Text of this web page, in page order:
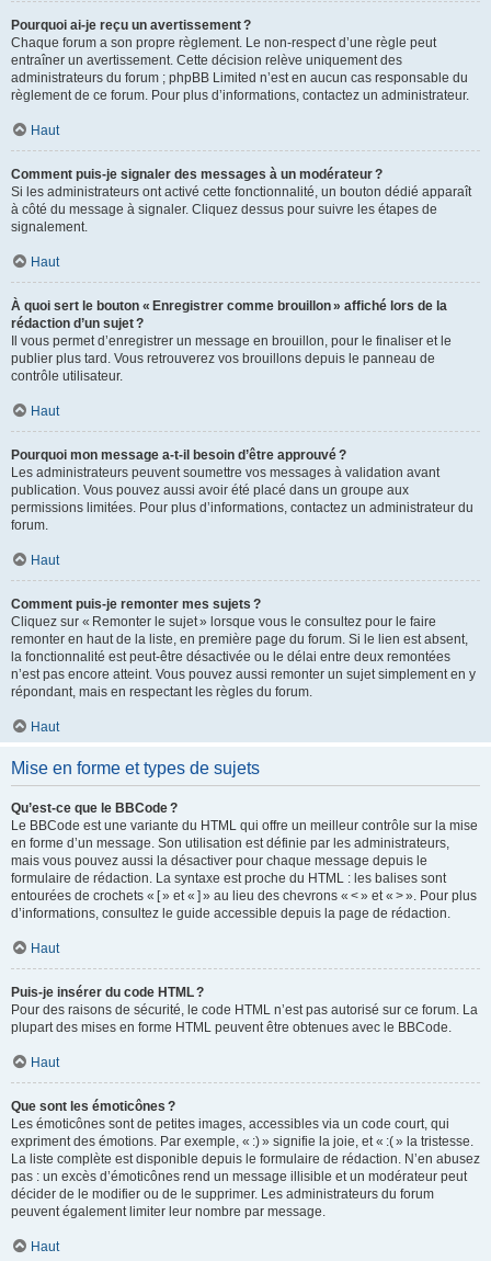
Pourquoi ai-je reçu un avertissement ?
Chaque forum a son propre règlement. Le non-respect d’une règle peut
entraîner un avertissement. Cette décision relève uniquement des
administrateurs du forum ; phpBB Limited n’est en aucun cas responsable du
règlement de ce forum. Pour plus d’informations, contactez un administrateur.
Haut
Comment puis-je signaler des messages à un modérateur ?
Si les administrateurs ont activé cette fonctionnalité, un bouton dédié apparaît
à côté du message à signaler. Cliquez dessus pour suivre les étapes de
signalement.
Haut
À quoi sert le bouton « Enregistrer comme brouillon » affiché lors de la
rédaction d’un sujet ?
Il vous permet d’enregistrer un message en brouillon, pour le finaliser et le
publier plus tard. Vous retrouverez vos brouillons depuis le panneau de
contrôle utilisateur.
Haut
Pourquoi mon message a-t-il besoin d’être approuvé ?
Les administrateurs peuvent soumettre vos messages à validation avant
publication. Vous pouvez aussi avoir été placé dans un groupe aux
permissions limitées. Pour plus d’informations, contactez un administrateur du
forum.
Haut
Comment puis-je remonter mes sujets ?
Cliquez sur « Remonter le sujet » lorsque vous le consultez pour le faire
remonter en haut de la liste, en première page du forum. Si le lien est absent,
la fonctionnalité est peut-être désactivée ou le délai entre deux remontées
n’est pas encore atteint. Vous pouvez aussi remonter un sujet simplement en y
répondant, mais en respectant les règles du forum.
Haut
Mise en forme et types de sujets
Qu’est-ce que le BBCode ?
Le BBCode est une variante du HTML qui offre un meilleur contrôle sur la mise
en forme d’un message. Son utilisation est définie par les administrateurs,
mais vous pouvez aussi la désactiver pour chaque message depuis le
formulaire de rédaction. La syntaxe est proche du HTML : les balises sont
entourées de crochets « [ » et « ] » au lieu des chevrons « < » et « > ». Pour plus
d’informations, consultez le guide accessible depuis la page de rédaction.
Haut
Puis-je insérer du code HTML ?
Pour des raisons de sécurité, le code HTML n’est pas autorisé sur ce forum. La
plupart des mises en forme HTML peuvent être obtenues avec le BBCode.
Haut
Que sont les émoticônes ?
Les émoticônes sont de petites images, accessibles via un code court, qui
expriment des émotions. Par exemple, « :) » signifie la joie, et « :( » la tristesse.
La liste complète est disponible depuis le formulaire de rédaction. N’en abusez
pas : un excès d’émoticônes rend un message illisible et un modérateur peut
décider de le modifier ou de le supprimer. Les administrateurs du forum
peuvent également limiter leur nombre par message.
Haut